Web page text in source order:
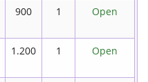
900 1 Open
1.200 1 Open